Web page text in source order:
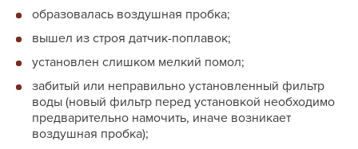
образовалась воздушная пробка;
вышел из строя датчик-поплавок;
установлен слишком мелкий помол;
забитый или неправильно установленный фильтр
воды (новый фильтр перед установкой необходимо
предварительно намочить, иначе возникает
воздушная пробка);